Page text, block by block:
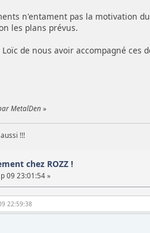
n'entament pas la motivation
les plans prévus.
de nous avoir accompagné
MetalDen »
!!!
chez ROZZ !
09 23:01:54 »
22:59:38